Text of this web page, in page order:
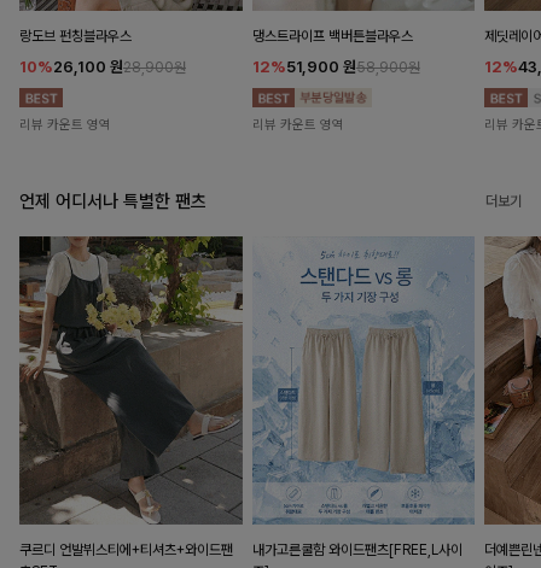
랑도브 펀칭블라우스
10%26,100 원28,900원
리뷰 카운트 영역
댕스트라이프 백버튼블라우스
12%51,900 원58,900원
리뷰 카운트 영역
제딧레이
12%
리뷰 카운
언제 어디서나 특별한 팬츠 더보기
쿠르디 언발뷔스티에+티셔츠+와이드팬
내가고른쿨함 와이드팬츠[FREE,L사이
더예쁜린